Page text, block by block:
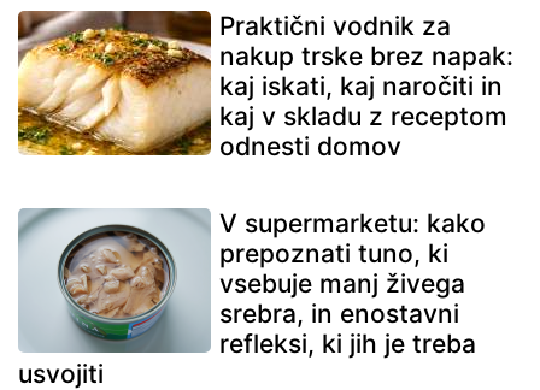
Praktični vodnik za
nakup trske brez napak:
kaj iskati, kaj naročiti in
kaj v skladu z receptom
odnesti domov
V supermarketu: kako
prepoznati tuno, ki
vsebuje manj živega
srebra, in enostavni
refleksi, ki jih je treba
usvojiti